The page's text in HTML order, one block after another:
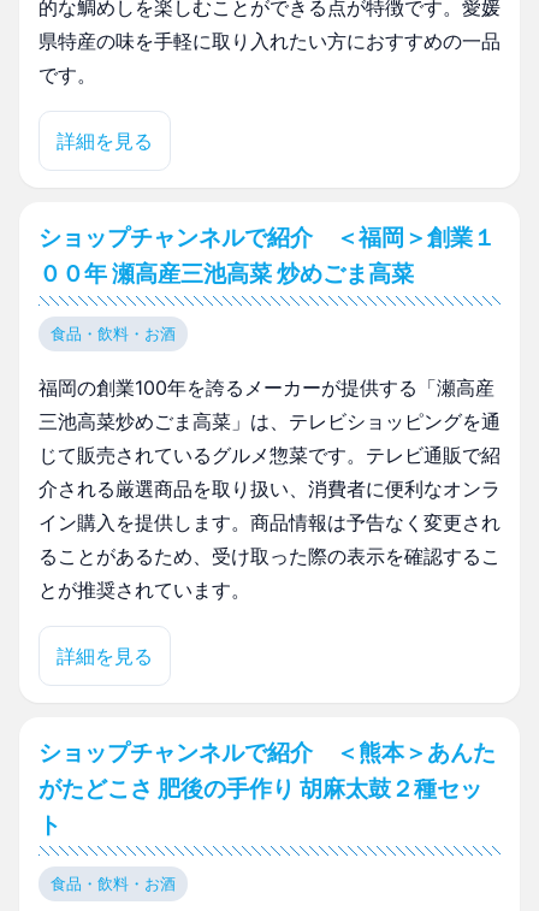
的な鯛めしを楽しむことができる点が特徴です。愛媛
県特産の味を手軽に取り入れたい方におすすめの一品
です。
詳細を見る
ショップチャンネルで紹介 ＜福岡＞創業１
００年 瀬高産三池高菜 炒めごま高菜
食品・飲料・お酒
福岡の創業100年を誇るメーカーが提供する「瀬高産
三池高菜炒めごま高菜」は、テレビショッピングを通
じて販売されているグルメ惣菜です。テレビ通販で紹
介される厳選商品を取り扱い、消費者に便利なオンラ
イン購入を提供します。商品情報は予告なく変更され
ることがあるため、受け取った際の表示を確認するこ
とが推奨されています。
詳細を見る
ショップチャンネルで紹介 ＜熊本＞あんた
がたどこさ 肥後の手作り 胡麻太鼓２種セッ
ト
食品・飲料・お酒